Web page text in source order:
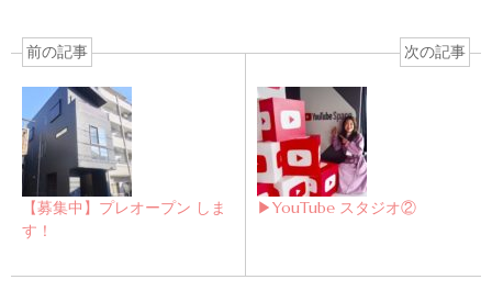
前の記事
【募集中】プレオープン しま
す！
次の記事
▶︎YouTube スタジオ②